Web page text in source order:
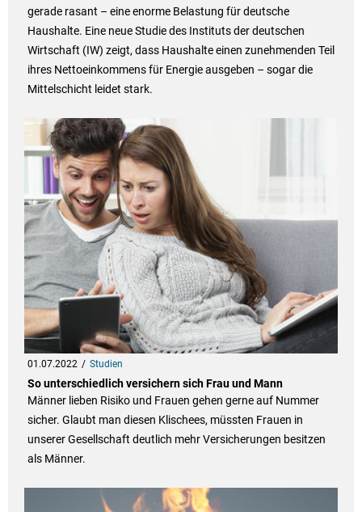
gerade rasant – eine enorme Belastung für deutsche
Haushalte. Eine neue Studie des Instituts der deutschen
Wirtschaft (IW) zeigt, dass Haushalte einen zunehmenden Teil
ihres Nettoeinkommens für Energie ausgeben – sogar die
Mittelschicht leidet stark.
01.07.2022 Studien
So unterschiedlich versichern sich Frau und Mann
Männer lieben Risiko und Frauen gehen gerne auf Nummer
sicher. Glaubt man diesen Klischees, müssten Frauen in
unserer Gesellschaft deutlich mehr Versicherungen besitzen
als Männer.